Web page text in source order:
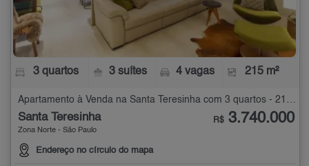
3 quartos 3 suítes 4 vagas 215 m²
Santa Teresinha
Zona Norte - São Paulo
Endereço no círculo do mapa
R$ 3.740.000